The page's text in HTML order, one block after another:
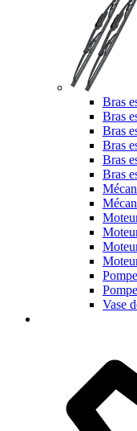
Bras
Bras
Bras
Bras
Bras
Bras
Vase